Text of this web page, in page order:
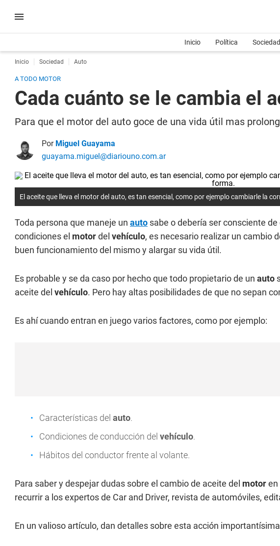
Inicio Política Sociedad
Inicio Sociedad Auto
A TODO MOTOR
Cada cuánto se le cambia el
Para que el motor del auto goce de una vida útil mas
Por Miguel Guayama
guayama.miguel@diariouno.com.ar
El aceite que lleva el motor del auto, es tan esencial, como por ejemplo cambiarle la
Toda persona que maneje un auto sabe o debería ser consciente
condiciones el motordel vehículo, es necesario realizar un cambio
buen funcionamiento del mismo y alargar su vida útil.
Es probable y se da caso por hecho que todo propietario de un auto
aceite del vehículo. Pero hay altas posibilidades de que no sepan
Es ahí cuando entran en juego varios factores, como por ejemplo:
Características del auto.
Condiciones de conducción del vehículo.
Hábitos del conductor frente al volante.
Para saber y despejar dudas sobre el cambio de aceite del motoren
recurrir a los expertos de Car and Driver, revista de automóviles,
En un valioso artículo, dan detalles sobre esta acción